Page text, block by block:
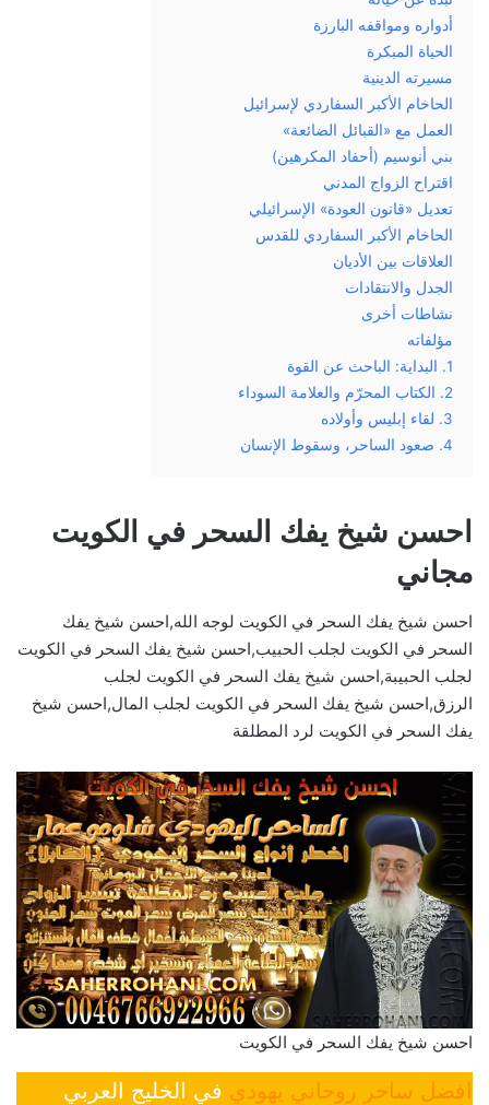
أدواره ومواقفه البارزة
الحياة المبكرة
مسيرته الدينية
الحاخام الأكبر السفاردي لإسرائيل
العمل مع «القبائل الضائعة»
بني أنوسيم (أحفاد المكرهين)
اقتراح الزواج المدني
تعديل «قانون العودة» الإسرائيلي
الحاخام الأكبر السفاردي للقدس
العلاقات بين الأديان
الجدل والانتقادات
نشاطات أخرى
مؤلفاته
1. البداية: الباحث عن القوة
2. الكتاب المحرّم والعلامة السوداء
3. لقاء إبليس وأولاده
4. صعود الساحر، وسقوط الإنسان
احسن شيخ يفك السحر في الكويت
مجاني
احسن شيخ يفك السحر في الكويت لوجه الله,احسن شيخ يفك
السحر في الكويت لجلب الحبيب,احسن شيخ يفك السحر في الكويت
لجلب الحبيبة,احسن شيخ يفك السحر في الكويت لجلب
الرزق,احسن شيخ يفك السحر في الكويت لجلب المال,احسن شيخ
يفك السحر في الكويت لرد المطلقة
احسن شيخ يفك السحر في الكويت
افضل ساحر روحاني يهودي في الخليج العربي